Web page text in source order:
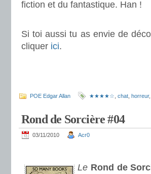
fiction et du fantastique. Han !
Si toi aussi tu as envie de
cliquer ici.
POE Edgar Allan ★★★★☆ chat horreur,
Rond de Sorcière #04
03/11/2010 Acr0
Le Rond de